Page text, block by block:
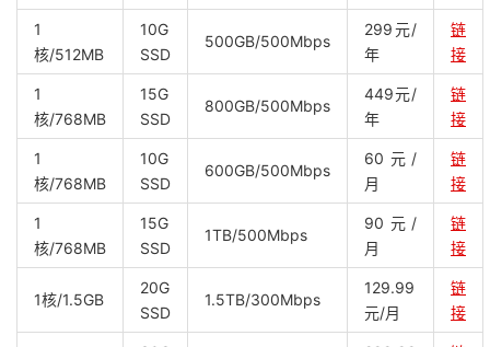
1
核/512MB
10G
SSD
500GB/500Mbps
299元/
年
链
接
1
核/768MB
15G
SSD
800GB/500Mbps
449元/
年
链
接
1
核/768MB
10G
SSD
600GB/500Mbps
60元/
月
链
接
1
核/768MB
15G
SSD
1TB/500Mbps
90元/
月
链
接
1核/1.5GB
20G
SSD
1.5TB/300Mbps
129.99
元/月
链
接